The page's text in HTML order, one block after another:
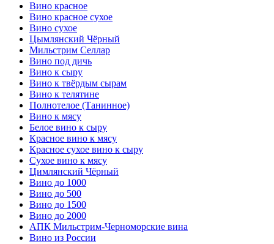
Вино красное
Вино красное сухое
Вино сухое
Цымлянский Чёрный
Мильстрим Селлар
Вино под дичь
Вино к сыру
Вино к твёрдым сырам
Вино к телятине
Полнотелое (Танинное)
Вино к мясу
Белое вино к сыру
Красное вино к мясу
Красное сухое вино к сыру
Сухое вино к мясу
Цимлянский Чёрный
Вино до 1000
Вино до 500
Вино до 1500
Вино до 2000
АПК Мильстрим-Черноморские вина
Вино из России